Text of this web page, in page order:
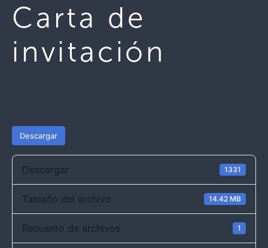
Carta de
invitación
Descargar
Descargar 1331
Tamaño del archivo 14.42 MB
Recuento de archivos 1